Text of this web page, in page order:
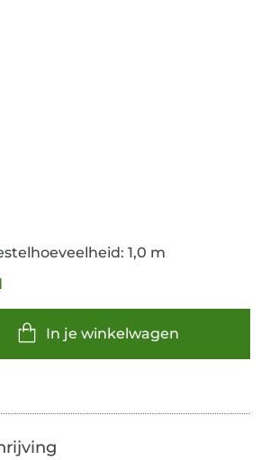
1,0 m
In je winkelwagen